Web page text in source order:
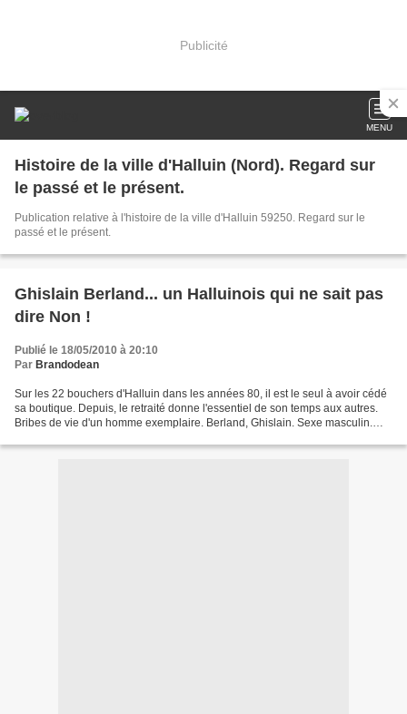
Publicité
MENU
Histoire de la ville d'Halluin (Nord). Regard sur
le passé et le présent.
Publication relative à l'histoire de la ville d'Halluin 59250. Regard sur le
passé et le présent.
Ghislain Berland... un Halluinois qui ne sait pas
dire Non !
Publié le 18/05/2010 à 20:10
Par Brandodean
Sur les 22 bouchers d'Halluin dans les années 80, il est le seul à avoir cédé
sa boutique. Depuis, le retraité donne l'essentiel de son temps aux autres.
Bribes de vie d'un homme exemplaire. Berland, Ghislain. Sexe masculin.